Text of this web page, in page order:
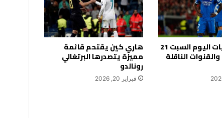
جدول مباريات اليوم السبت 21
فبراير 2026 والقنوات الناقلة
هاري كين يقتحم قائمة
مميزة يتصدرها البرتغالي
رونالدو
فبراير 20, 2026